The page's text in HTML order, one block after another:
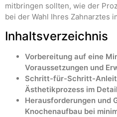
mitbringen sollten, wie der
bei der Wahl Ihres Zahnarztes
Inhaltsverzeichnis
Vorbereitung auf eine
Voraussetzungen und
Schritt-für-Schritt-
Ästhetikprozess im Detail
Herausforderungen und
Knochenaufbau bei